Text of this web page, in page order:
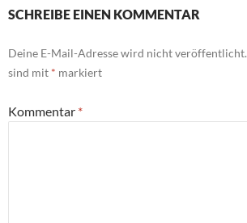
SCHREIBE EINEN KOMMENTAR
Deine E-Mail-Adresse wird nicht veröffentlicht.
sind mit * markiert
Kommentar *